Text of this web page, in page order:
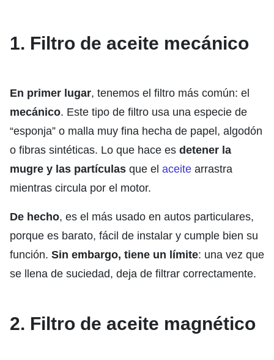
1. Filtro de aceite mecánico
En primer lugar, tenemos el filtro más común: el
mecánico. Este tipo de filtro usa una especie de
“esponja” o malla muy fina hecha de papel, algodón
o fibras sintéticas. Lo que hace es detener la
mugre y las partículas que el aceite arrastra
mientras circula por el motor.
De hecho, es el más usado en autos particulares,
porque es barato, fácil de instalar y cumple bien su
función. Sin embargo, tiene un límite: una vez que
se llena de suciedad, deja de filtrar correctamente.
2. Filtro de aceite magnético